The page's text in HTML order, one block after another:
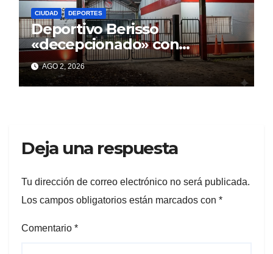
CIUDAD DEPORTES
Deportivo Berisso
«decepcionado» con
Cagliardi y sus promesas
incumplidas
AGO 2, 2026
Deja una respuesta
Tu dirección de correo electrónico no será publicada.
Los campos obligatorios están marcados con *
Comentario *